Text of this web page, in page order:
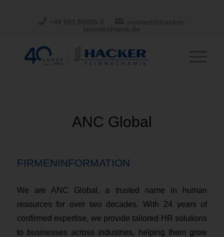
ANC Global
FIRMENINFORMATION
We are ANC Global, a trusted name in human
resources for over two decades. With 24 years of
confirmed expertise, we provide tailored HR solutions
to businesses across industries, helping them grow